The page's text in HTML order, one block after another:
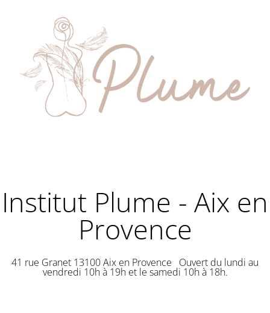
Institut Plume - Aix en
Provence
41 rue Granet 13100 Aix en Provence Ouvert du lundi au
vendredi 10h à 19h et le samedi 10h à 18h.